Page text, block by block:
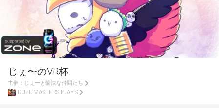
じぇ〜のVR杯
主催： じぇーと愉快な仲間たち
DUEL MASTERS PLAY’S